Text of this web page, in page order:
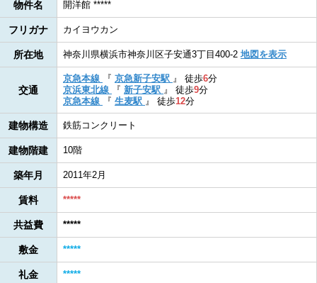
物件名 開洋館 *****
フリガナ カイヨウカン
所在地 神奈川県横浜市神奈川区子安通3丁目400-2 地図を表示
交通
京急本線 『 京急新子安駅 』 徒歩6分
京浜東北線
『 新子安駅 』 徒歩9分
京急本線
『 生麦駅 』 徒歩12分
建物構造 鉄筋コンクリート
建物階建 10階
築年月 2011年2月
賃料 *****
共益費 *****
敷金 *****
礼金 *****